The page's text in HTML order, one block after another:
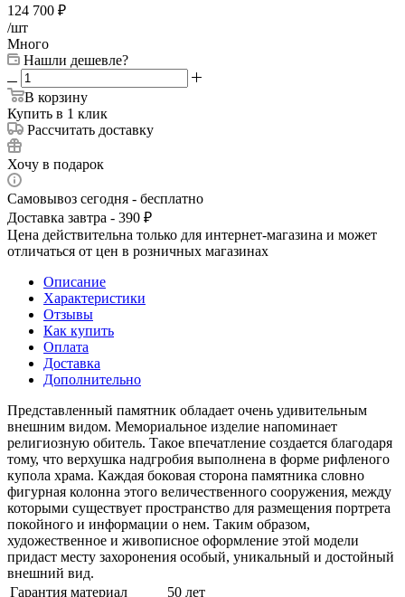
124 700 ₽
/шт
Много
Нашли дешевле?
В корзину
Купить в 1 клик
Рассчитать доставку
Хочу в подарок
Самовывоз сегодня - бесплатно
Доставка завтра - 390 ₽
Цена действительна только для интернет-магазина и может
отличаться от цен в розничных магазинах
Описание
Характеристики
Отзывы
Как купить
Оплата
Доставка
Дополнительно
Представленный памятник обладает очень удивительным
внешним видом. Мемориальное изделие напоминает
религиозную обитель. Такое впечатление создается благодаря
тому, что верхушка надгробия выполнена в форме рифленого
купола храма. Каждая боковая сторона памятника словно
фигурная колонна этого величественного сооружения, между
которыми существует пространство для размещения портрета
покойного и информации о нем. Таким образом,
художественное и живописное оформление этой модели
придаст месту захоронения особый, уникальный и достойный
внешний вид.
Гарантия материал
50 лет